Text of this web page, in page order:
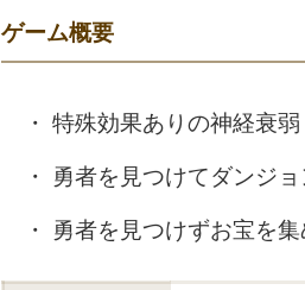
ゲーム概要
特殊効果ありの神経衰弱
勇者を見つけてダンジ
勇者を見つけずお宝を